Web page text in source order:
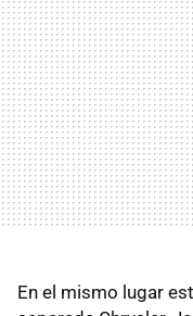
En el mismo lugar